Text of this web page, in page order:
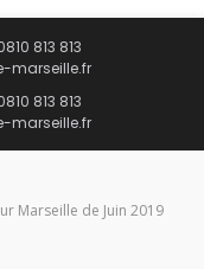
813 813
marseille.fr
813 813
marseille.fr
Marseille de Juin 2019